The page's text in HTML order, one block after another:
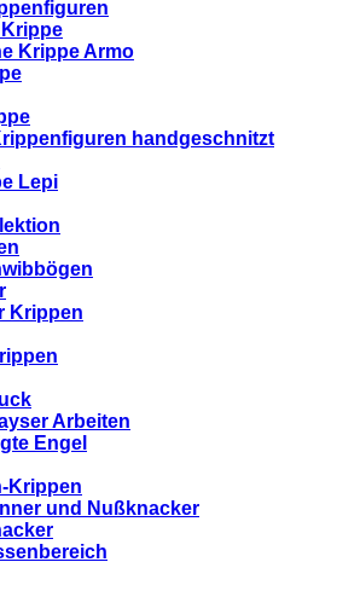
Krippe Armo
handgeschnitzt
Lepi
Krippen
Arbeiten
Engel
Krippen
und Nußknacker